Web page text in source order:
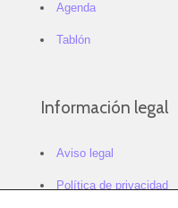
Agenda
Tablón
Información legal
Aviso legal
Política de privacidad